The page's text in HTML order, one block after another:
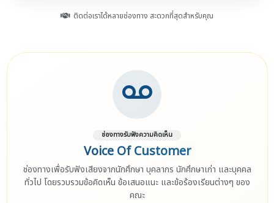
ติดต่อเราได้หลายช่องทาง สะดวกที่สุดสำหรับคุณ
ช่องทางรับฟังความคิดเห็น
Voice Of Customer
ช่องทางเพื่อรับฟังเสียงจากนักศึกษา บุคลากร นักศึกษาเก่า และบุคคล
ทั่วไป โดยรวบรวมข้อคิดเห็น ข้อเสนอแนะ และข้อร้องเรียนต่างๆ ของ
คณะ